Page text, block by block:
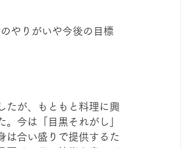
やりがいや今後の目標
たが、もともと料理に興
今は「目黒それがし」
は合い盛りで提供するた